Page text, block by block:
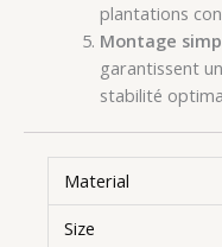
plantations
Montage
garantissent
stabilité
Material
Size